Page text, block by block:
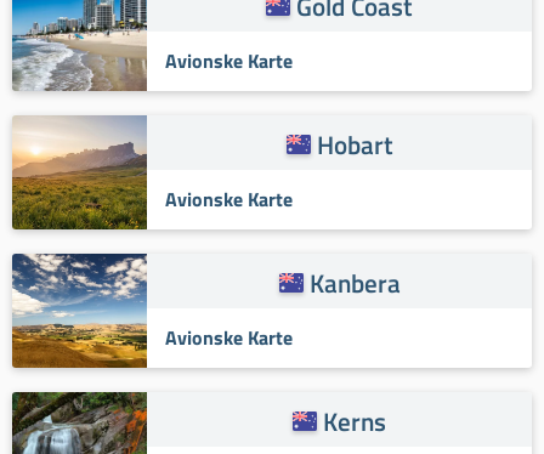
Avionske Karte
Hobart
Avionske Karte
Kanbera
Avionske Karte
Kerns